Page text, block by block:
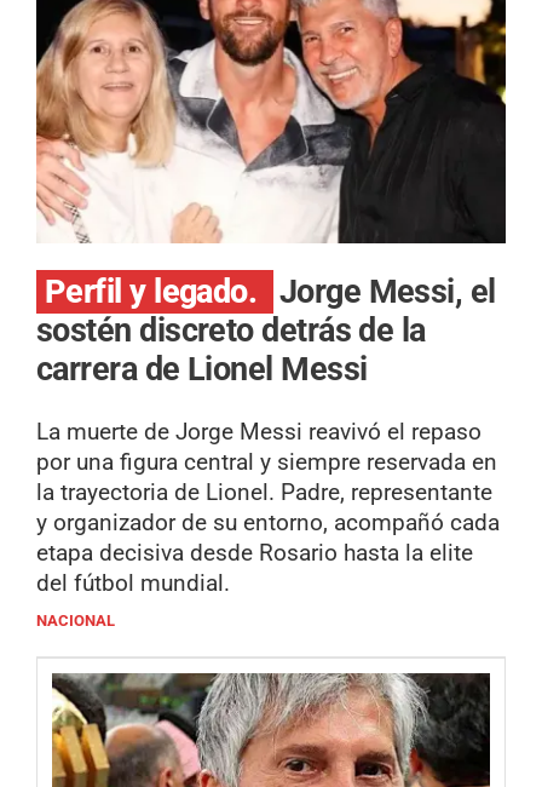
Perfil y legado. Jorge Messi, el
sostén discreto detrás de la
carrera de Lionel Messi
La muerte de Jorge Messi reavivó el repaso
por una figura central y siempre reservada en
la trayectoria de Lionel. Padre, representante
y organizador de su entorno, acompañó cada
etapa decisiva desde Rosario hasta la elite
del fútbol mundial.
NACIONAL